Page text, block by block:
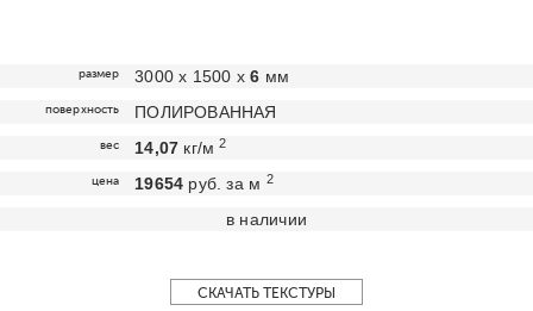
размер 3000 х 1500 х6 мм
поверхность ПОЛИРОВАННАЯ
вес 14,07 кг/м2
цена 19654 руб. за м 2
в наличии
СКАЧАТЬ ТЕКСТУРЫ